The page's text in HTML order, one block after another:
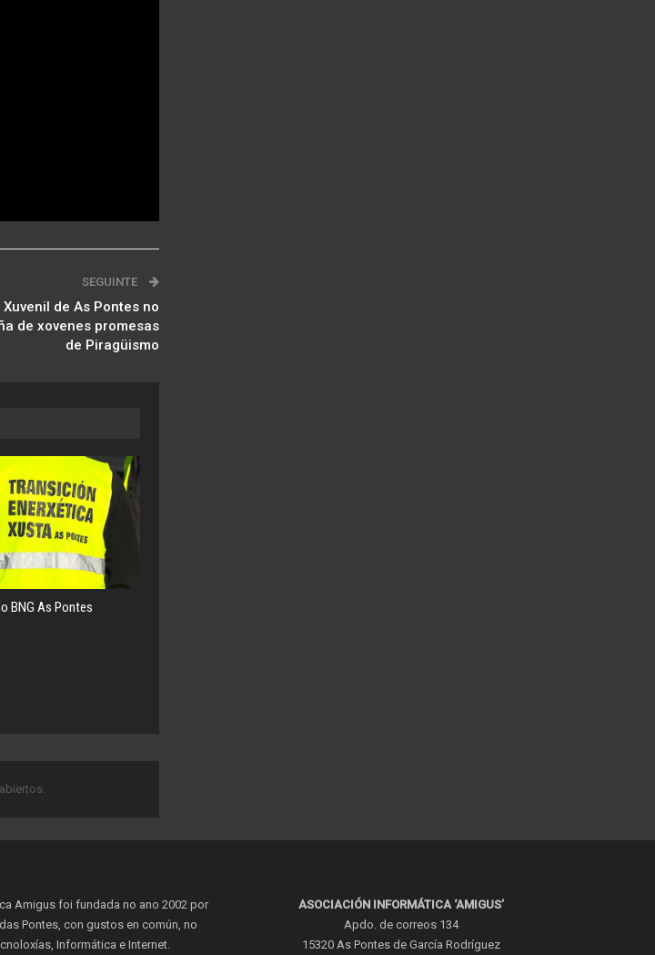
SEGUINTE
de As Pontes no
de xovenes promesas
de Piragüismo
BNG As Pontes
Amigus foi fundada no ano 2002 por
Pontes, con gustos en común, no
Informática e Internet.
ASOCIACIÓN INFORMÁTICA ‘AMIGUS’
Apdo. de correos 134
15320 As Pontes de García Rodríguez